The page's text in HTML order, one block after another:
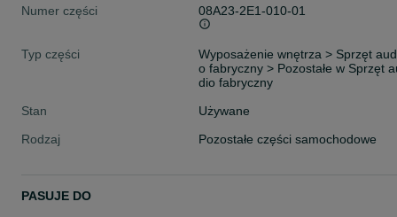
Numer części
08A23-2E1-010-01
Typ części
Wyposażenie wnętrza > Sprzęt
o fabryczny > Pozostałe w Sprzęt
dio fabryczny
Stan
Używane
Rodzaj
Pozostałe części samochodowe
PASUJE DO